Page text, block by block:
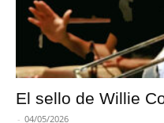
El sello de Willie
- 04/05/2026